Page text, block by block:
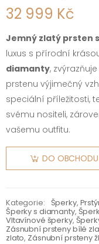
32 999 Kč
Jemný zlatý prsten
luxus s přírodní
diamanty,
prstenu výjimečný
speciální příležitosti,
svému nositeli,
vašemu outfitu.
DO OBCHODU
Kategorie: Šperky,
Šperky s diamanty,
Vltavínové šperky,
Zásnubní prsteny bílé
zlato, Zásnubní prsteny